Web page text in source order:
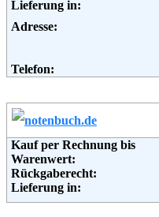
Lieferung in:
Adresse:
Telefon:
Kauf per Rechnung bis
Warenwert:
Rückgaberecht:
Lieferung in: